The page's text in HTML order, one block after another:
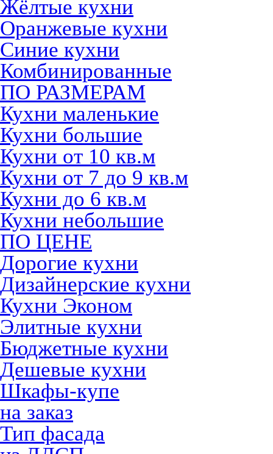
Жёлтые кухни
Оранжевые кухни
Синие кухни
Комбинированные
ПО РАЗМЕРАМ
Кухни маленькие
Кухни большие
Кухни от 10 кв.м
Кухни от 7 до 9 кв.м
Кухни до 6 кв.м
Кухни небольшие
ПО ЦЕНЕ
Дорогие кухни
Дизайнерские кухни
Кухни Эконом
Элитные кухни
Бюджетные кухни
Дешевые кухни
Шкафы-купе
на заказ
Тип фасада